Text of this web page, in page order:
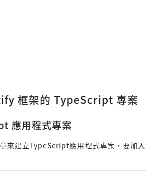
框架的 TypeScript 專案
應用程式專案
來建立TypeScript應用程式專案，要加入